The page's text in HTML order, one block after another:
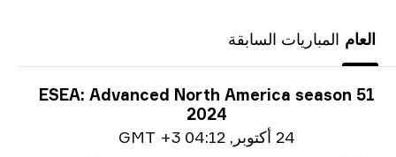
العام المباريات السابقة
البطولة
ESEA: Advanced North America season 51
2024
24 أكتوبر ,
04:12 GMT +3